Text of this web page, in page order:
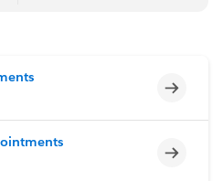
未完了
未完了